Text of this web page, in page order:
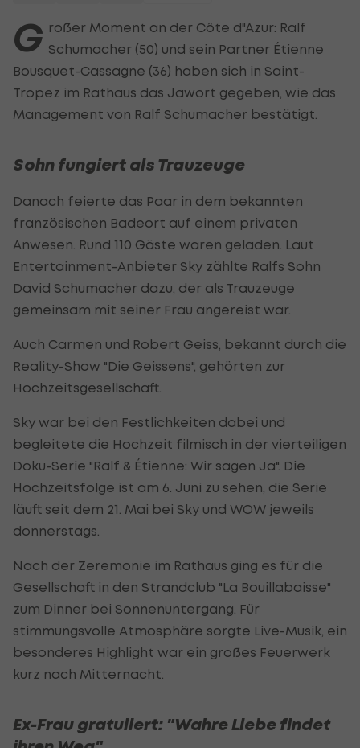
G roßer Moment an der Côte d"Azur: Ralf
Schumacher (50) und sein Partner Étienne
Bousquet-Cassagne (36) haben sich in Saint-
Tropez im Rathaus das Jawort gegeben, wie das
Management von Ralf Schumacher bestätigt.
Sohn fungiert als Trauzeuge
Danach feierte das Paar in dem bekannten
französischen Badeort auf einem privaten
Anwesen. Rund 110 Gäste waren geladen. Laut
Entertainment-Anbieter Sky zählte Ralfs Sohn
David Schumacher dazu, der als Trauzeuge
gemeinsam mit seiner Frau angereist war.
Auch Carmen und Robert Geiss, bekannt durch die
Reality-Show "Die Geissens", gehörten zur
Hochzeitsgesellschaft.
Sky war bei den Festlichkeiten dabei und
begleitete die Hochzeit filmisch in der vierteiligen
Doku-Serie "Ralf & Étienne: Wir sagen Ja". Die
Hochzeitsfolge ist am 6. Juni zu sehen, die Serie
läuft seit dem 21. Mai bei Sky und WOW jeweils
donnerstags.
Nach der Zeremonie im Rathaus ging es für die
Gesellschaft in den Strandclub "La Bouillabaisse"
zum Dinner bei Sonnenuntergang. Für
stimmungsvolle Atmosphäre sorgte Live-Musik, ein
besonderes Highlight war ein großes Feuerwerk
kurz nach Mitternacht.
Ex-Frau gratuliert: "Wahre Liebe findet
ihren Weg"